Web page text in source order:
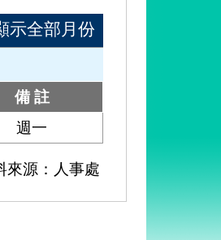
示全部月份
備 註
週一
來源：人事處